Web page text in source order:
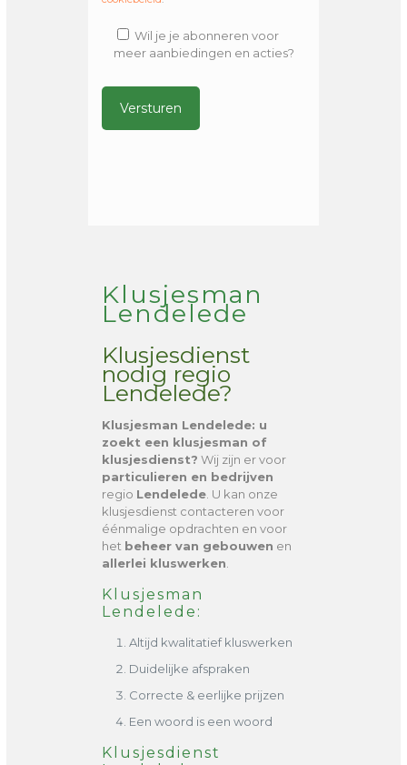
Wil je je abonneren voor
meer aanbiedingen en acties?
Klusjesman
Lendelede
Klusjesdienst
nodig regio
Lendelede?
Klusjesman Lendelede: u
zoekt een klusjesman of
klusjesdienst? Wij zijn er voor
particulieren en bedrijven
regio Lendelede. U kan onze
klusjesdienst contacteren voor
éénmalige opdrachten en voor
het beheer van gebouwen en
allerlei kluswerken
Klusjesman
Lendelede:
Altijd kwalitatief kluswerken
Duidelijke afspraken
Correcte & eerlijke prijzen
Een woord is een woord
Klusjesdienst